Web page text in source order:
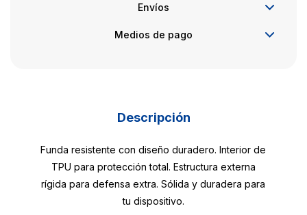
Envíos
Medios de pago
Descripción
Funda resistente con diseño duradero. Interior de
TPU para protección total. Estructura externa
rígida para defensa extra. Sólida y duradera para
tu dispositivo.